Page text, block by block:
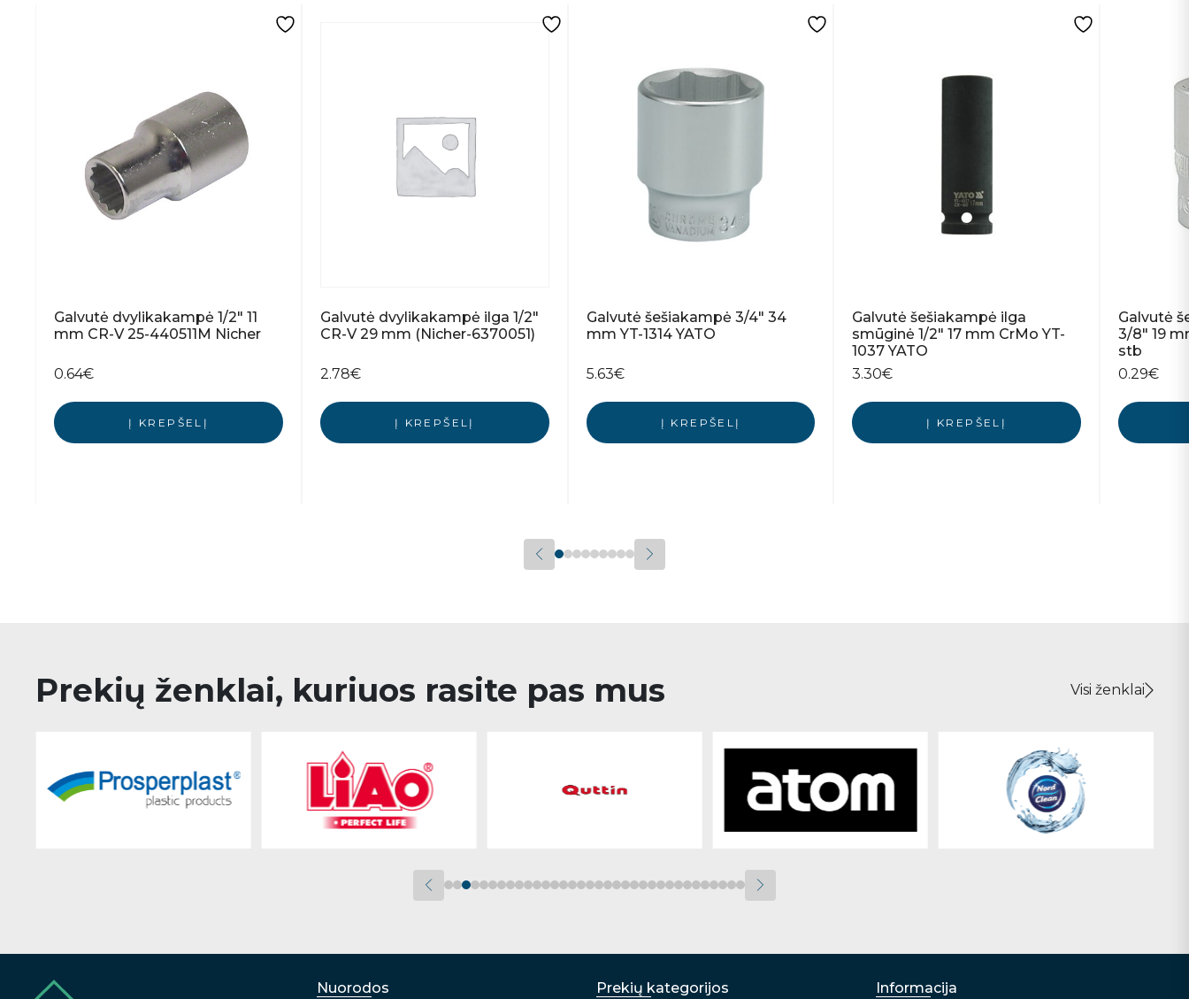
Galvutė dvylikakampė 1/2″ 11
mm CR-V 25-440511M Nicher
0.64€
Į KREPŠELĮ
Galvutė dvylikakampė ilga 1/2″
CR-V 29 mm (Nicher-6370051)
2.78€
Į KREPŠELĮ
Galvutė šešiakampė 3/4″ 34
mm YT-1314 YATO
5.63€
Į KREPŠELĮ
Galvutė šešiakampė ilga
smūginė 1/2″ 17 mm CrMo YT-
1037 YATO
3.30€
Į KREPŠELĮ
Galvutė
3/8″ 19
stb
0.29€
Prekių ženklai, kuriuos rasite pas mus Visi ženklai
Nuorodos
Prekių kategorijos
Informacija